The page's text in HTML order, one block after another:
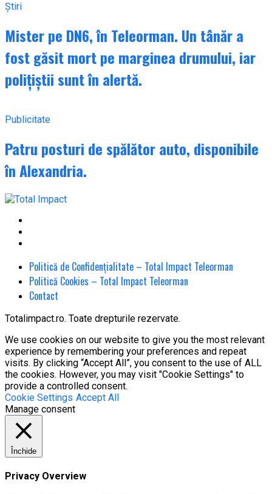
Știri
Mister pe DN6, în Teleorman. Un tânăr a
fost găsit mort pe marginea drumului, iar
polițiștii sunt în alertă.
Publicitate
Patru posturi de spălător auto, disponibile
în Alexandria.
Politică de Confidențialitate – Total Impact Teleorman
Politică Cookies – Total Impact Teleorman
Contact
Totalimpact.ro. Toate drepturile rezervate.
We use cookies on our website to give you the most relevant
experience by remembering your preferences and repeat
visits. By clicking “Accept All”, you consent to the use of ALL
the cookies. However, you may visit "Cookie Settings" to
provide a controlled consent.
Cookie Settings Accept All
Manage consent
Închide
Privacy Overview